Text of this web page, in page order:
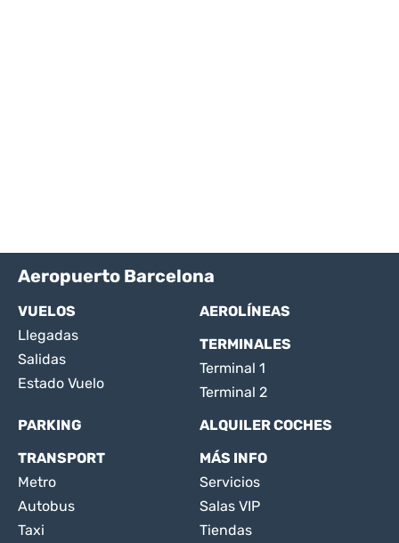
Aeropuerto Barcelona
VUELOS
Llegadas
Salidas
Estado Vuelo
AEROLÍNEAS
TERMINALES
Terminal 1
Terminal 2
PARKING
ALQUILER COCHES
TRANSPORT
Metro
Autobus
Taxi
MÁS INFO
Servicios
Salas VIP
Tiendas